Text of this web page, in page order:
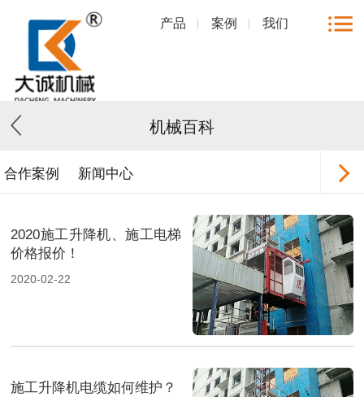
产品 案例 我们
机械百科
合作案例 新闻中心
2020施工升降机、施工电梯
价格报价！
2020-02-22
施工升降机电缆如何维护？